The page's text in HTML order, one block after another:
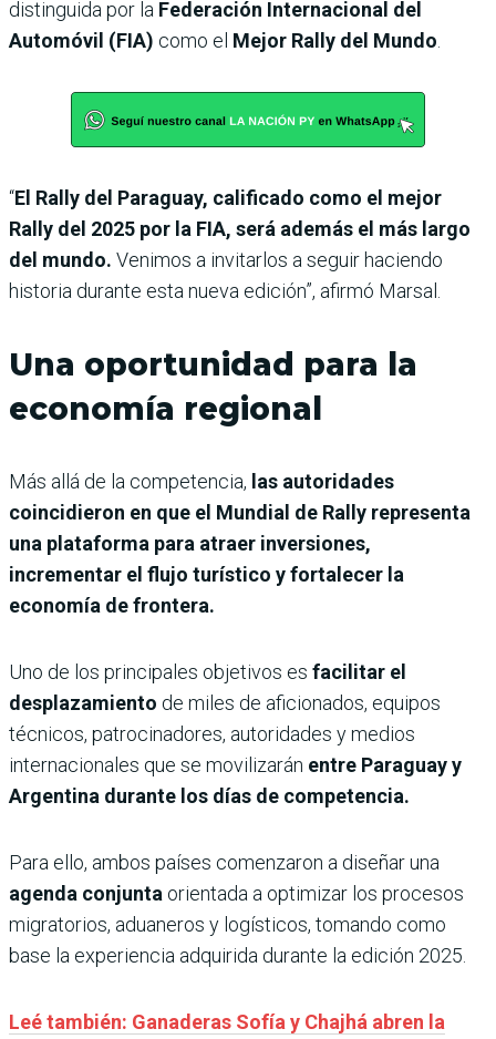
distinguida por la Federación Internacional del
Automóvil (FIA) como el Mejor Rally del Mundo
“El Rally del Paraguay, calificado como el mejor
Rally del 2025 por la FIA, será además el más largo
del mundo. Venimos a invitarlos a seguir haciendo
historia durante esta nueva edición”, afirmó Marsal.
Una oportunidad para la
economía regional
Más allá de la competencia, las autoridades
coincidieron en que el Mundial de Rally representa
una plataforma para atraer inversiones,
incrementar el flujo turístico y fortalecer la
economía de frontera.
Uno de los principales objetivos es facilitar el
desplazamiento de miles de aficionados, equipos
técnicos, patrocinadores, autoridades y medios
internacionales que se movilizarán entre Paraguay y
Argentina durante los días de competencia.
Para ello, ambos países comenzaron a diseñar una
agenda conjunta orientada a optimizar los procesos
migratorios, aduaneros y logísticos, tomando como
base la experiencia adquirida durante la edición 2025.
Leé también: Ganaderas Sofía y Chajhá abren la